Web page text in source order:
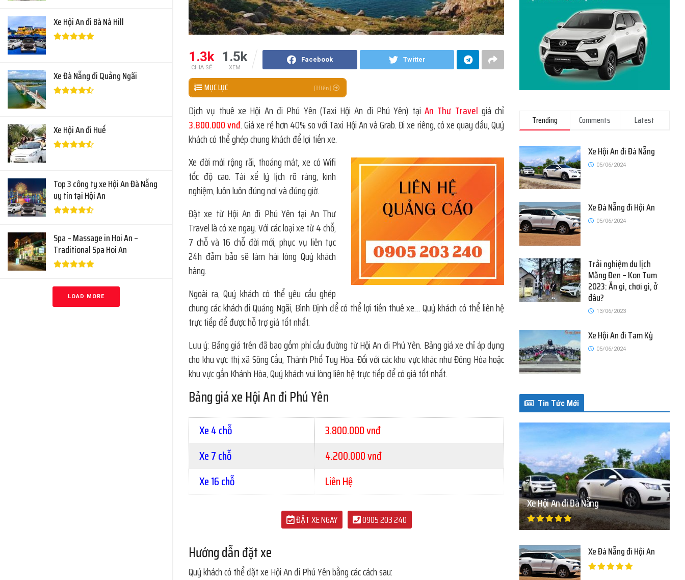
Xe Hội An đi Bà Nà Hill
Xe Đà Nẵng đi Quảng Ngãi
Xe Hội An đi Huế
Top 3 công ty xe Hội An Đà Nẵng
uy tín tại Hội An
Spa – Massage in Hoi An –
Traditional Spa Hoi An
LOAD MORE
1.3k
CHIA SẺ
1.5k
XEM
Facebook Twitter
MỤC LỤC
Dịch vụ thuê xe Hội An đi Phú Yên (Taxi Hội An đi Phú Yên) tạiAn Thư Travel giá chỉ
3.800.000 vnđ. Giá xe rẻ hơn 40% so với Taxi Hội An và Grab. Đi xe riêng, có xe quay đầu, Quý
khách có thể ghép chung khách để lợi tiền xe.
Xe đời mới rộng rãi, thoáng mát, xe có Wifi
tốc độ cao. Tài xế lý lịch rõ ràng, kinh
nghiệm, luôn luôn đúng nơi và đúng giờ.
Đặt xe từ Hội An đi Phú Yên tại An Thư
Travel là có xe ngay. Với các loại xe từ 4 chỗ,
7 chỗ và 16 chỗ đời mới, phục vụ liên tục
24h đảm bảo sẽ làm hài lòng Quý khách
hàng.
Ngoài ra, Quý khách có thể yêu cầu ghép
chung các khách đi Quảng Ngãi, Bình Định để có thể lợi tiền thuê xe… Quý khách có thể liên hệ
trực tiếp để được hỗ trợ giá tốt nhất.
Lưu ý: Bảng giá trên đã bao gồm phí cầu đường từ Hội An đi Phú Yên. Bảng giá xe chỉ áp dụng
cho khu vực thị xã Sông Cầu, Thành Phố Tuy Hòa. Đối với các khu vực khác như Đông Hòa hoặc
khu vực gần Khánh Hòa, Quý khách vui lòng liên hệ trực tiếp để có giá tốt nhất.
Bảng giá xe Hội An đi Phú Yên
Xe 4 chỗ
3.800.000 vnđ
Xe 7 chỗ
4.200.000 vnđ
Xe 16 chỗ
Liên Hệ
ĐẶT XE NGAY 0905 203 240
Hướng dẫn đặt xe
Quý khách có thể đặt xe Hội An đi Phú Yên bằng các cách sau:
Trending Comments Latest
Xe Hội An đi Đà Nẵng
05/06/2024
Xe Đà Nẵng đi Hội An
05/06/2024
Trải nghiệm du lịch
Măng Đen – Kon Tum
2023: Ăn gì, chơi gì, ở
đâu?
13/06/2023
Xe Hội An đi Tam Kỳ
05/06/2024
Tin Tức Mới
Xe Hội An đi Đà Nẵng
Xe Đà Nẵng đi Hội An